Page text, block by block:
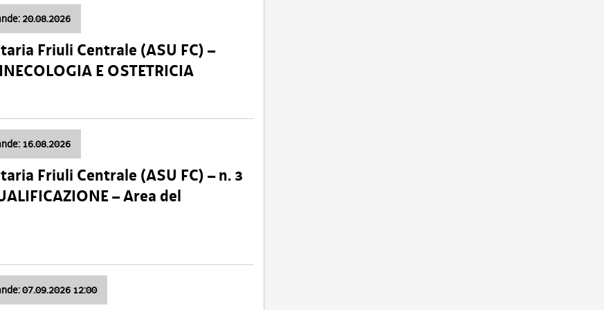
20.08.2026
Friuli Centrale (ASU FC) –
E OSTETRICIA
16.08.2026
Friuli Centrale (ASU FC) – n. 3
– Area del
07.09.2026 12:00